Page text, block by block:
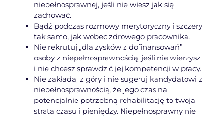
niepełnosprawnej, jeśli nie wiesz jak się
zachować.
Bądź podczas rozmowy merytoryczny i szczery
tak samo, jak wobec zdrowego pracownika.
Nie rekrutuj „dla zysków z dofinansowań”
osoby z niepełnosprawnością, jeśli nie wierzysz
i nie chcesz sprawdzić jej kompetencji w pracy.
Nie zakładaj z góry i nie sugeruj kandydatowi z
niepełnosprawnością, że jego czas na
potencjalnie potrzebną rehabilitację to twoja
strata czasu i pieniędzy. Niepełnosprawny nie